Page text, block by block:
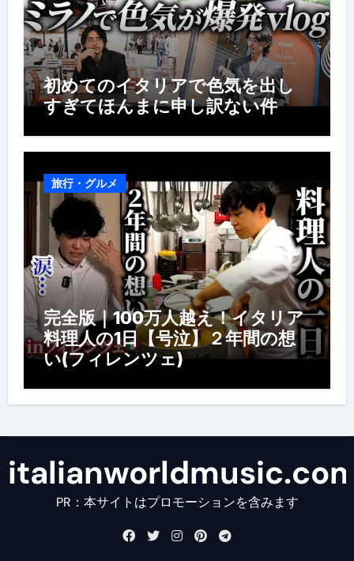
初めてのイタリアで色気を出し
すぎてほんまに申し訳ない件
旅行・グルメ
完全版｜100万人越え！イタリア
料理人の1日【号泣】２年間の想
い(フィレンツェ)
PR：本サイトはプロモーションを含みます